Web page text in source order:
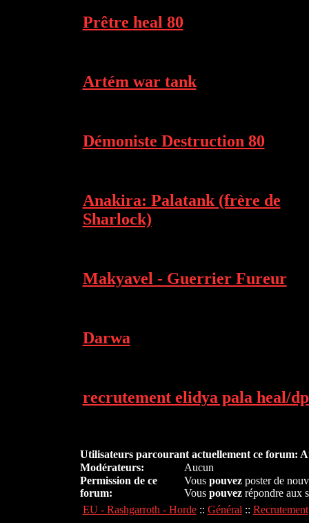
Prêtre heal 80
Artém war tank
Démoniste Destruction 80
Anakira: Palatank (frère de
Sharlock)
Makyavel - Guerrier Fureur
Darwa
recrutement elidya pala heal/
Utilisateurs parcourant actuellement ce forum:
Modérateurs:
Aucun
Permission de ce
forum:
Vous pouvezposter de
Vous pouvezrépondre aux
EU - Rashgarroth - Horde:: Général :: Recrutement